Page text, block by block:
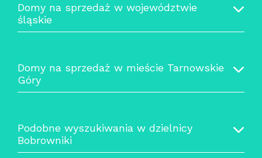
Domy na sprzedaż w województwie
śląskie
Domy na sprzedaż w mieście Tarnowskie
Góry
Podobne wyszukiwania w dzielnicy
Bobrowniki